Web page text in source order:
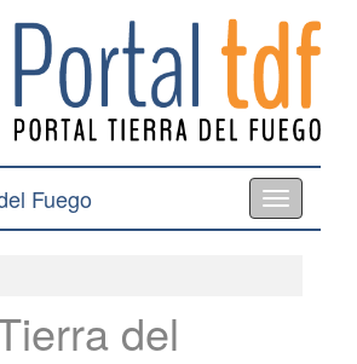
Toggle
navigation
Fuego
del